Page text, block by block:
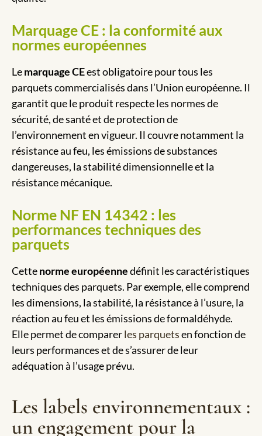
Marquage CE : la conformité aux
normes européennes
Lemarquage CEest obligatoire pour tous les
parquets commercialisés dans l’Union européenne. Il
garantit que le produit respecte les normes de
sécurité, de santé et de protection de
l’environnement en vigueur. Il couvre notamment la
résistance au feu, les émissions de substances
dangereuses, la stabilité dimensionnelle et la
résistance mécanique.
Norme NF EN 14342 : les
performances techniques des
parquets
Cettenorme européennedéfinit les caractéristiques
techniques des parquets. Par exemple, elle comprend
les dimensions, la stabilité, la résistance à l’usure, la
réaction au feu et les émissions de formaldéhyde.
Elle permet de comparerles parquetsen fonction de
leurs performances et de s’assurer de leur
adéquation à l’usage prévu.
Les labels environnementaux :
un engagement pour la